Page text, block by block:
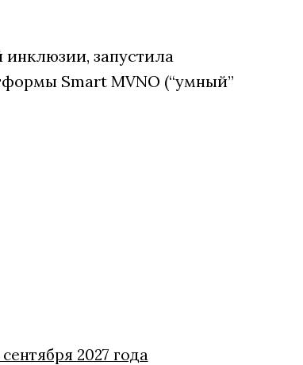
запустила
Smart MVNO (“умный”
2027 года